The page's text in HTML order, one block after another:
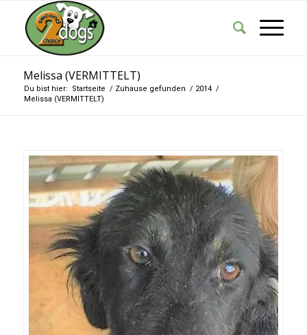
Melissa (VERMITTELT)
Du bist hier: Startseite / Zuhause gefunden / 2014 /
Melissa (VERMITTELT)